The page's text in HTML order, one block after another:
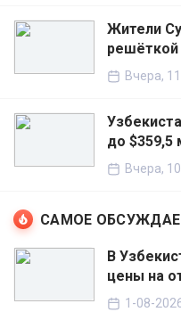
Жители
решёткой
Вчера,
до $359,5
Вчера,
САМОЕ
В
цены на
1-08-